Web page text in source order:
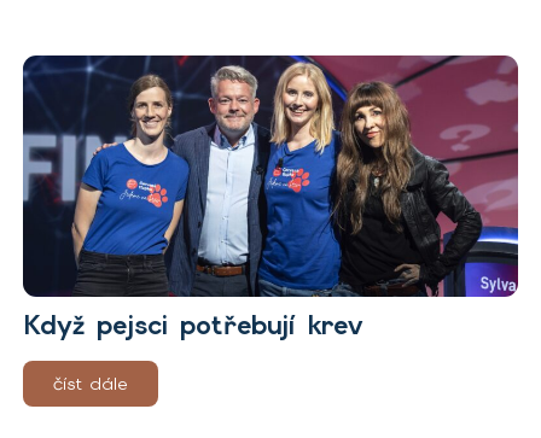
Když pejsci potřebují krev
číst dále